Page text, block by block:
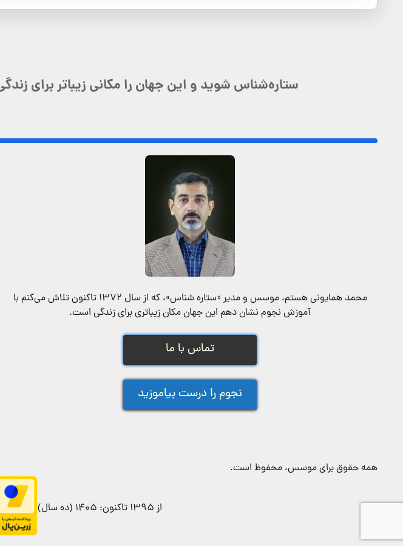
ستاره‌شناس شوید و این جهان را مکانی زیباتر برای
محمد همایونی هستم، موسس و مدیر «ستاره شناس»‌، که از سال ۱۳۷۲ تاکنون تلاش می‌کنم با
آموزش نجوم نشان دهم این جهان مکان زیباتری برای زندگی است.
تماس با ما
نجوم را درست بیاموزید
همه حقوق برای موسس، محفوظ است.
از 1395 تاکنون: 1405 (ده سال)